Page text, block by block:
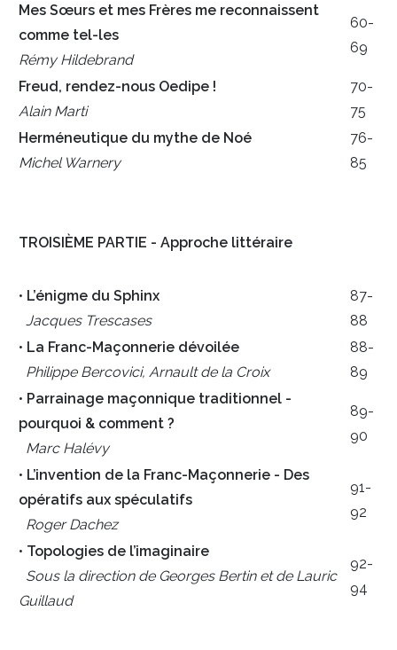
Mes Sœurs et mes Frères me reconnaissent
comme tel-les
Rémy Hildebrand
60-
69
Freud, rendez-nous Oedipe !
Alain Marti
70-
75
Herméneutique du mythe de Noé
Michel Warnery
76-
85
TROISIÈME PARTIE - Approche littéraire
• L’énigme du Sphinx
Jacques Trescases
87-
88
• La Franc-Maçonnerie dévoilée
Philippe Bercovici, Arnault de la Croix
88-
89
• Parrainage maçonnique traditionnel -
pourquoi & comment ?
Marc Halévy
89-
90
• L’invention de la Franc-Maçonnerie - Des
opératifs aux spéculatifs
Roger Dachez
91-
92
• Topologies de l’imaginaire
Sous la direction de Georges Bertin et de Lauric
Guillaud
92-
94